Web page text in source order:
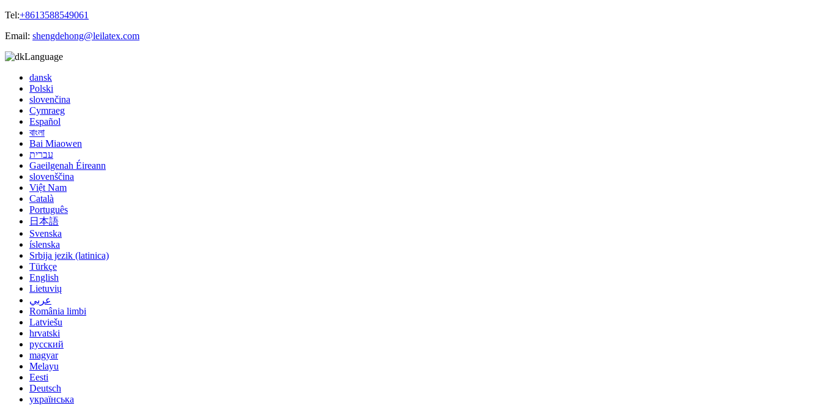
Tel:+8613588549061
Email: shengdehong@leilatex.com
Language
dansk
Polski
slovenčina
Cymraeg
Español
বাংলা
Bai Miaowen
עברית
Gaeilgenah Éireann
slovenščina
Việt Nam
Català
Português
日本語
Svenska
íslenska
Srbija jezik (latinica)
Türkçe
English
Lietuvių
عربي
România limbi
Latviešu
hrvatski
русский
magyar
Melayu
Eesti
Deutsch
українська